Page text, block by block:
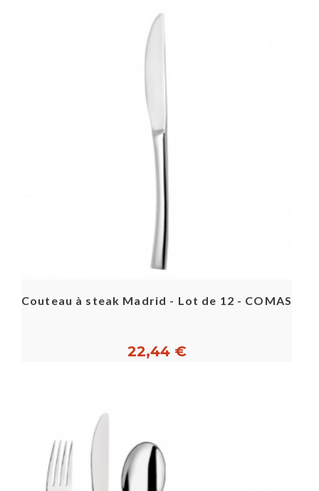
Couteau à steak Madrid - Lot de 12 - COMAS
22,44 €